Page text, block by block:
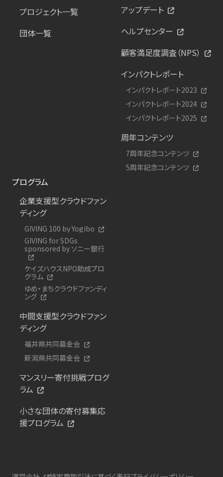
プロジェクト一覧
団体一覧
アップデート
ヘルプセンター
顧客満足度調査（NPS）
インパクトレポート
インパクトレポート2023
インパクトレポート2024
インパクトレポート2025
周年コンテンツ
7周年記念コンテンツ
5周年記念コンテンツ
プログラム
企業支援型クラウドファン
ディング
GIVING 100 by Yogibo
GIVING for SDGs
sponsored by ソニー銀行
ケイズハウスNPO助成プロ
グラム
ゆめ・まちクラウドファンディ
ング
中間支援型クラウドファン
ディング
福井県共同募金会
新潟県共同募金会
マンスリー寄付挑戦プログ
ラム
小さな団体の寄付募集応
援プログラム